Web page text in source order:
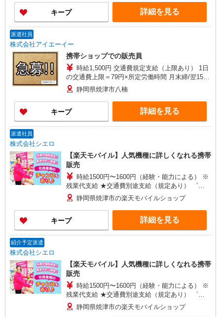
者 経験5年 年収480万円（月給31万円×12ヶ月
＋諸手当）/30歳店長職 経験5年
キープ 詳細を見る
派遣社員
株式会社アイエーイー
携帯ショップでの販売員
時給1,500円 交通費規定支給（上限あり） 1日
の交通費上限＝79円×所定労働時間 月末締/翌15日
払 静岡県焼津市八楠
キープ 詳細を見る
派遣社員
株式会社シエロ
【楽天モバイル】人気機種に詳しくなれる携帯
販売
時給1500円〜1600円（経験・能力による） ※
残業代支給 ★交通費別途支給（規定あり） ゜
+゜・。○。・゜+゜・。○。・゜+゜ 入社祝い金10
万円支給(規定有) お友達を紹介頂くと, インセンテ
ィブ支給(規定有) ★月2回払い・週払い可能（規程
有）★ ゜・。○。・゜+゜・。○。・゜+゜
静岡県焼津市の楽天モバイルショップ
キープ 詳細を見る
紹介予定派遣
株式会社シエロ
【楽天モバイル】人気機種に詳しくなれる携帯
販売
時給1500円〜1600円（経験・能力による） ※
残業代支給 ★交通費別途支給（規定あり） ゜
+゜・。○。・゜+゜・。○。・゜+゜ 入社祝い金10
万円支給(規定有) お友達を紹介頂くと, インセンテ
静岡県焼津市の楽天モバイルショップ